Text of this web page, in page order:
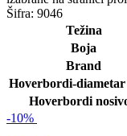
Šifra: 9046
Težina
Boja
Brand
Hoverbordi-diametar
Hoverbordi
-10%